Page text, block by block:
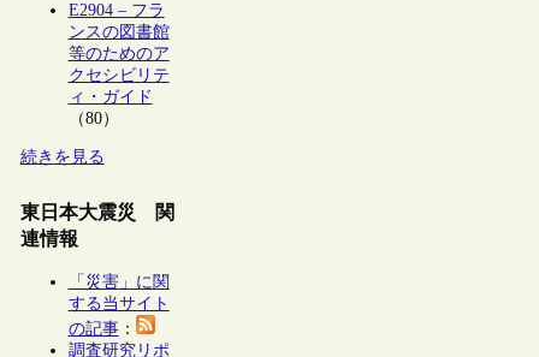
E2904 – フラ
ンスの図書館
等のためのア
クセシビリテ
ィ・ガイド
（80）
続きを見る
東日本大震災 関
連情報
「災害」に関
する当サイト
の記事：
調査研究リポ